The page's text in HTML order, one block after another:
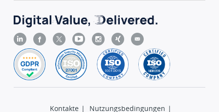
Kontakte | Nutzungsbedingungen |